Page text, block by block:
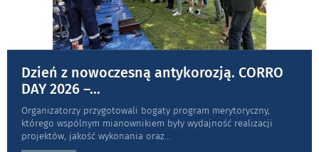
Dzień z nowoczesną antykorozją. CORRO
DAY 2026 –...
Organizatorzy przygotowali bogaty program merytoryczny,
którego wspólnym mianownikiem były wydajność realizacji
projektów, jakość wykonania oraz...